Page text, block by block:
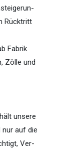
Rücktritt
Fabrik
Zölle und
unsere
nur auf die
Ver-